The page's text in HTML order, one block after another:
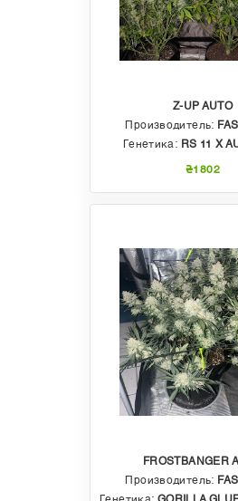
Z-UP AUTO
Производитель:
Генетика: RS 11 X
₴1802
FROSTBANGER
Производитель: